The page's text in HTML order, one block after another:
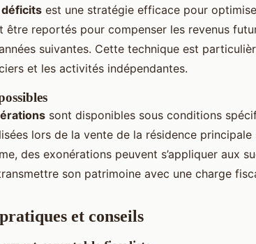
est une stratégie efficace pour
être reportés pour compenser les revenus
suivantes. Cette technique est
et les activités indépendantes.
sont disponibles sous conditions
lors de la vente de la résidence
des exonérations peuvent s’appliquer aux
son patrimoine avec une charge
et conseils